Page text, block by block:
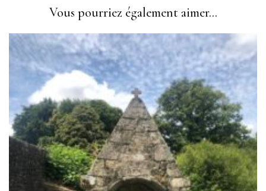
Vous pourriez également aimer...